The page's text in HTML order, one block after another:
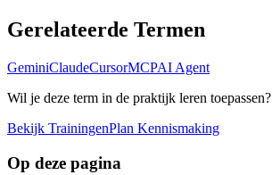
Gerelateerde Termen
GeminiClaudeCursorMCPAI Agent
Wil je deze term in de praktijk leren toepassen?
Bekijk TrainingenPlan Kennismaking
Op deze pagina